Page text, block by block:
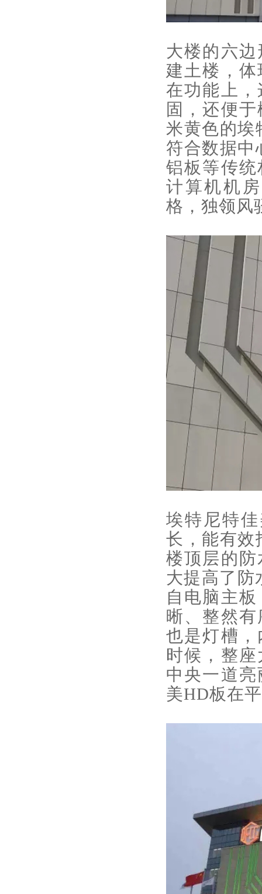
大楼的六
建土楼，
在功能上
固，还便
米黄色的埃
符合数据中
铝板等传
计算机机
格，独领风
埃特尼特
长，能有效
楼顶层的
大提高了防
自电脑主
晰、整然
也是灯槽
时候，整
中央一道
美HD板在